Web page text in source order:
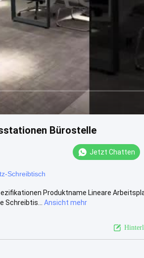
Bürostelle
Jetzt Chatten
Schreibtisch
Produktname Lineare
Schreibtis...
Ansicht mehr